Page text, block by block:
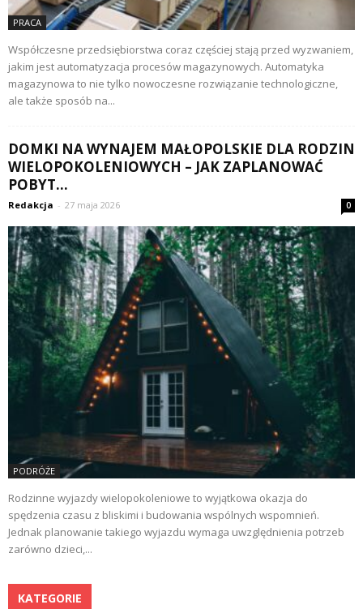
PRACA
Współczesne przedsiębiorstwa coraz częściej stają przed wyzwaniem,
jakim jest automatyzacja procesów magazynowych. Automatyka
magazynowa to nie tylko nowoczesne rozwiązanie technologiczne,
ale także sposób na...
DOMKI NA WYNAJEM MAŁOPOLSKIE DLA RODZIN
WIELOPOKOLENIOWYCH – JAK ZAPLANOWAĆ
POBYT...
Redakcja - 27 maja 2026 0
PODRÓŻE
Rodzinne wyjazdy wielopokoleniowe to wyjątkowa okazja do
spędzenia czasu z bliskimi i budowania wspólnych wspomnień.
Jednak planowanie takiego wyjazdu wymaga uwzględnienia potrzeb
zarówno dzieci,...
KATEGORIE